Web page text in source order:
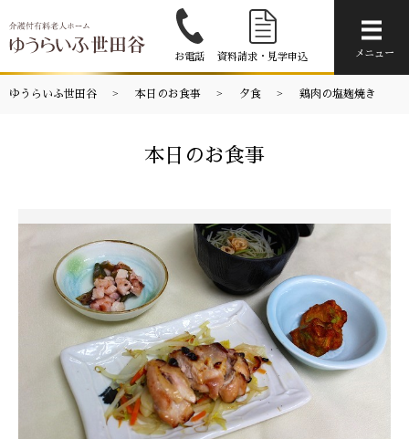
お電話 資料請求・見学申込 メニュー
ゆうらいふ世田谷 本日のお食事 夕食 鶏肉の塩麹焼き
本日のお食事